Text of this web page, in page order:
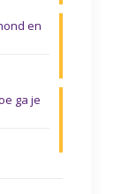
en
ga je